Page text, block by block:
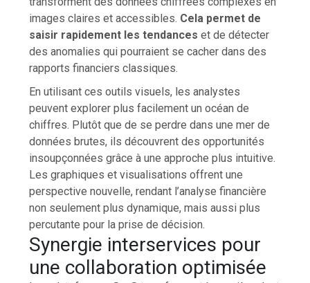
images claires et accessibles. Cela permet de
saisir rapidement les tendances et de détecter
des anomalies qui pourraient se cacher dans des
rapports financiers classiques.
En utilisant ces outils visuels, les analystes
peuvent explorer plus facilement un océan de
chiffres. Plutôt que de se perdre dans une mer de
données brutes, ils découvrent des opportunités
insoupçonnées grâce à une approche plus intuitive.
Les graphiques et visualisations offrent une
perspective nouvelle, rendant l’analyse financière
non seulement plus dynamique, mais aussi plus
percutante pour la prise de décision.
Synergie interservices pour
une collaboration optimisée